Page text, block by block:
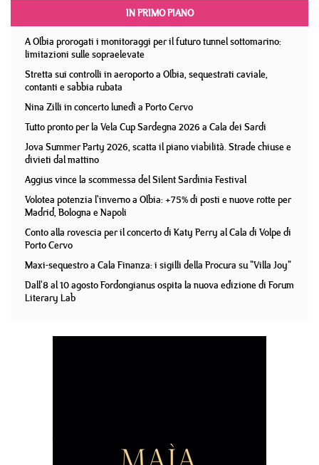
IN PRIMO PIANO
A Olbia prorogati i monitoraggi per il futuro tunnel sottomarino:
limitazioni sulle sopraelevate
Stretta sui controlli in aeroporto a Olbia, sequestrati caviale,
contanti e sabbia rubata
Nina Zilli in concerto lunedì a Porto Cervo
Tutto pronto per la Vela Cup Sardegna 2026 a Cala dei Sardi
Jova Summer Party 2026, scatta il piano viabilità. Strade chiuse e
divieti dal mattino
Aggius vince la scommessa del Silent Sardinia Festival
Volotea potenzia l'inverno a Olbia: +75% di posti e nuove rotte per
Madrid, Bologna e Napoli
Conto alla rovescia per il concerto di Katy Perry al Cala di Volpe di
Porto Cervo
Maxi-sequestro a Cala Finanza: i sigilli della Procura su "Villa Joy"
Dall'8 al 10 agosto Fordongianus ospita la nuova edizione di Forum
Literary Lab